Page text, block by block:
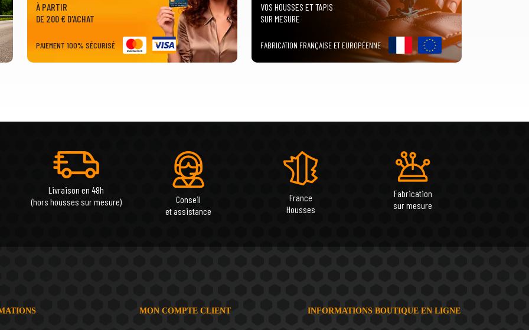
À PARTIR
DE 200 € D'ACHAT
PAIEMENT 100% SÉCURISÉ
VOS HOUSSES ET TAPIS
SUR MESURE
FABRICATION FRANÇAISE ET EUROPÉENNE
Livraison en 48h
(hors housses sur mesure)
Conseil
et assistance
France
Housses
Fabrication
sur mesure
MON COMPTE CLIENT INFORMATIONS BOUTIQUE EN LIGNE